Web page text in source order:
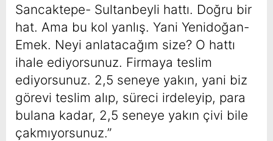
Sancaktepe- Sultanbeyli hattı. Doğru bir
hat. Ama bu kol yanlış. Yani Yenidoğan-
Emek. Neyi anlatacağım size? O hattı
ihale ediyorsunuz. Firmaya teslim
ediyorsunuz. 2,5 seneye yakın, yani biz
görevi teslim alıp, süreci irdeleyip, para
bulana kadar, 2,5 seneye yakın çivi bile
çakmıyorsunuz.”